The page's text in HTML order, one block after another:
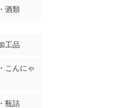
酒類
工品
こんにゃ
瓶詰